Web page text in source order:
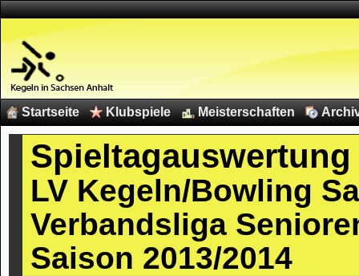
Startseite Klubspiele Meisterschaften
Spieltagauswertung
LV Kegeln/Bowling
Verbandsliga
Saison 2013/2014